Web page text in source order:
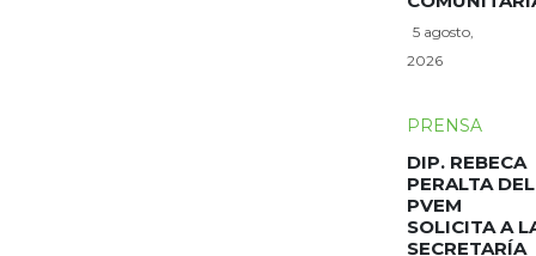
5 agosto,
2026
PRENSA
DIP. REBECA
PERALTA DEL
PVEM
SOLICITA A
SECRETARÍA